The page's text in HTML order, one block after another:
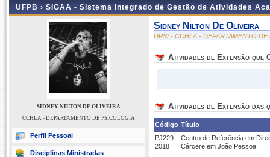
UFPB › SIGAA - Sistema Integrado de Gestão de Atividades
SIDNEY NILTON DE OLIVEIRA
CCHLA - DEPARTAMENTO DE PSICOLOGIA
Perfil Pessoal
Disciplinas Ministradas
Sidney Nilton De Oliveira
DPSI - CCHLA - DEPARTAMENTO
Atividades de Extensão que
Atividades de Extensão das
Código Título
PJ229-
2018
Centro de Referência em
Cárcere em João Pessoa